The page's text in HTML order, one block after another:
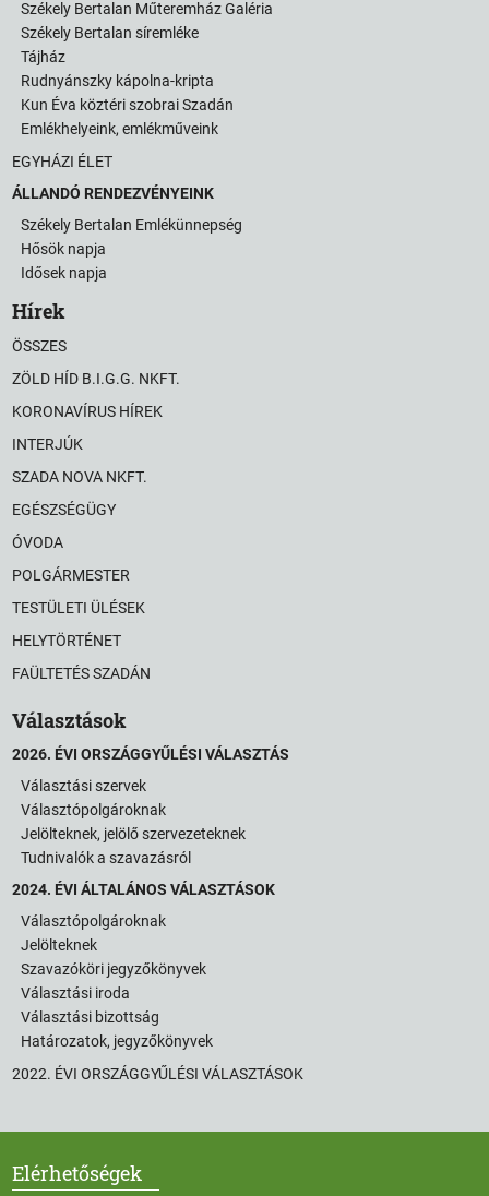
Székely Bertalan Műteremház Galéria
Székely Bertalan síremléke
Tájház
Rudnyánszky kápolna-kripta
Kun Éva köztéri szobrai Szadán
Emlékhelyeink, emlékműveink
EGYHÁZI ÉLET
ÁLLANDÓ RENDEZVÉNYEINK
Székely Bertalan Emlékünnepség
Hősök napja
Idősek napja
Hírek
ÖSSZES
ZÖLD HÍD B.I.G.G. NKFT.
KORONAVÍRUS HÍREK
INTERJÚK
SZADA NOVA NKFT.
EGÉSZSÉGÜGY
ÓVODA
POLGÁRMESTER
TESTÜLETI ÜLÉSEK
HELYTÖRTÉNET
FAÜLTETÉS SZADÁN
Választások
2026. ÉVI ORSZÁGGYŰLÉSI VÁLASZTÁS
Választási szervek
Választópolgároknak
Jelölteknek, jelölő szervezeteknek
Tudnivalók a szavazásról
2024. ÉVI ÁLTALÁNOS VÁLASZTÁSOK
Választópolgároknak
Jelölteknek
Szavazóköri jegyzőkönyvek
Választási iroda
Választási bizottság
Határozatok, jegyzőkönyvek
2022. ÉVI ORSZÁGGYŰLÉSI VÁLASZTÁSOK
Elérhetőségek